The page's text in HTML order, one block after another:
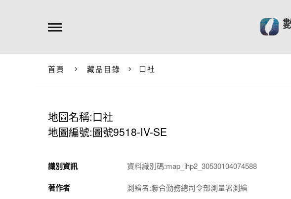
首頁 藏品目錄 口社
地圖名稱:口社
地圖編號:圖號9518-IV-SE
識別資訊 資料識別碼:map_ihp2_30530104074588
著作者 測繪者:聯合勤務總司令部測量署測繪